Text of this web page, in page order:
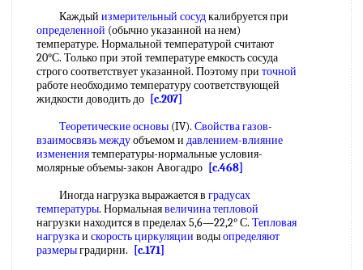
Каждый измерительный сосудкалибруется при
определенной (обычно указанной на нем)
температуре. Нормальной температурой считают
20°С. Только при этой температуре емкость сосуда
строго соответствует указанной. Поэтому при точной
работе необходимо температуру соответствующей
жидкости доводить до [c.207]
Теоретические основы (IV). Свойства газов-
взаимосвязь междуобъемом и давлением-влияние
изменениятемпературы-нормальные условия-
молярные объемы-закон Авогадро [c.468]
Иногда нагрузка выражается в градусах
температуры. Нормальнаявеличина тепловой
нагрузки находится в пределах 5,6—22,2° С. Тепловая
нагрузкаи скорость циркуляции водыопределяют
размерыградирни.
[c.171]